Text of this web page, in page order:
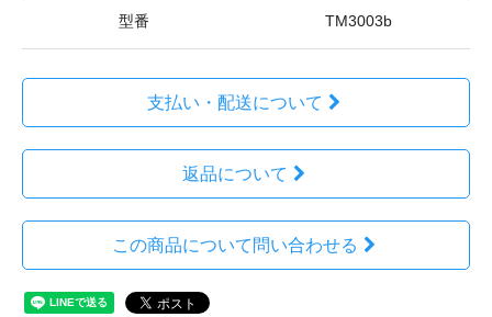
型番 TM3003b
支払い・配送について
返品について
この商品について問い合わせる